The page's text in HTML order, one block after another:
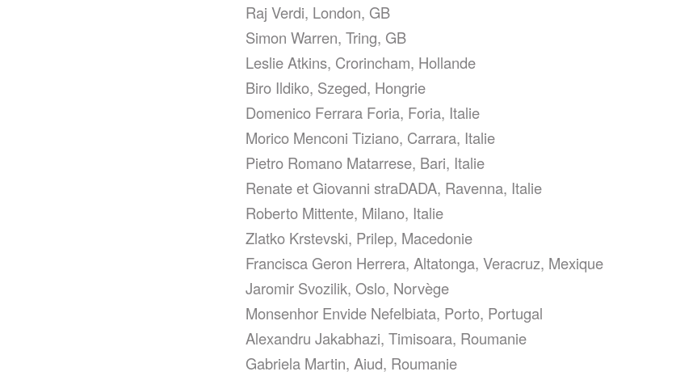
Raj Verdi, London, GB
Simon Warren, Tring, GB
Leslie Atkins, Crorincham, Hollande
Biro Ildiko, Szeged, Hongrie
Domenico Ferrara Foria, Foria, Italie
Morico Menconi Tiziano, Carrara, Italie
Pietro Romano Matarrese, Bari, Italie
Renate et Giovanni straDADA, Ravenna, Italie
Roberto Mittente, Milano, Italie
Zlatko Krstevski, Prilep, Macedonie
Francisca Geron Herrera, Altatonga, Veracruz, Mexique
Jaromir Svozilik, Oslo, Norvège
Monsenhor Envide Nefelbiata, Porto, Portugal
Alexandru Jakabhazi, Timisoara, Roumanie
Gabriela Martin, Aiud, Roumanie